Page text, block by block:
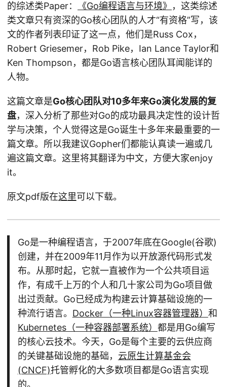
的综述类Paper：
《Go编程语言与环境》 ，这类综述
类文章只有资深的Go核心团队的人才“有资格”写，该
文的作者列表印证了这一点，他们是Russ Cox，
Robert Griesemer，Rob Pike，Ian Lance Taylor和
Ken Thompson，都是Go语言核心团队耳闻能详的
人物。
这篇文章是Go核心团队对10多年来Go演化发展的复
盘，深入分析了那些对Go的成功最具决定性的设计哲
学与决策，个人觉得这是Go诞生十多年来最重要的一
篇文章。所以我建议Gopher们都能认真读一遍或几
遍这篇文章。这里将其翻译为中文，方便大家enjoy
it。
原文pdf版在这里可以下载。
Go是一种编程语言，于2007年底在Google(谷歌)
创建，并在2009年11月作为以开放源代码形式发
布。从那时起，它就一直被作为一个公共项目运
作，有成千上万的个人和几十家公司为Go项目做
出过贡献。Go已经成为构建云计算基础设施的一
种流行语言。 Docker（一种Linux容器管理器） 和
Kubernetes（一种容器部署系统） 都是用Go编写
的核心云技术。今天，Go是每个主要的云供应商
的关键基础设施的基础， 云原生计算基金会
(CNCF)托管孵化的大多数项目都是Go语言实现
的。